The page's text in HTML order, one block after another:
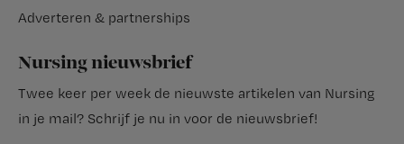
Adverteren & partnerships
Nursing nieuwsbrief
Twee keer per week de nieuwste artikelen van Nursing
in je mail? Schrijf je nu in voor de nieuwsbrief!